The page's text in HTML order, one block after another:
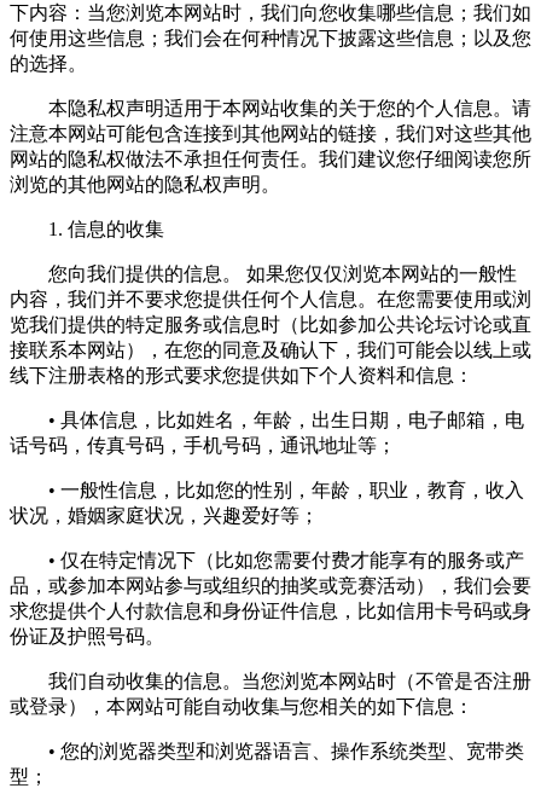
下内容：当您浏览本网站时，我们向您收集哪些信息；我们如
何使用这些信息；我们会在何种情况下披露这些信息；以及您
的选择。
本隐私权声明适用于本网站收集的关于您的个人信息。请
注意本网站可能包含连接到其他网站的链接，我们对这些其他
网站的隐私权做法不承担任何责任。我们建议您仔细阅读您所
浏览的其他网站的隐私权声明。
1. 信息的收集
您向我们提供的信息。 如果您仅仅浏览本网站的一般性
内容，我们并不要求您提供任何个人信息。在您需要使用或浏
览我们提供的特定服务或信息时（比如参加公共论坛讨论或直
接联系本网站），在您的同意及确认下，我们可能会以线上或
线下注册表格的形式要求您提供如下个人资料和信息：
• 具体信息，比如姓名，年龄，出生日期，电子邮箱，电
话号码，传真号码，手机号码，通讯地址等；
• 一般性信息，比如您的性别，年龄，职业，教育，收入
状况，婚姻家庭状况，兴趣爱好等；
• 仅在特定情况下（比如您需要付费才能享有的服务或产
品，或参加本网站参与或组织的抽奖或竞赛活动），我们会要
求您提供个人付款信息和身份证件信息，比如信用卡号码或身
份证及护照号码。
我们自动收集的信息。当您浏览本网站时（不管是否注册
或登录），本网站可能自动收集与您相关的如下信息：
• 您的浏览器类型和浏览器语言、操作系统类型、宽带类
型；